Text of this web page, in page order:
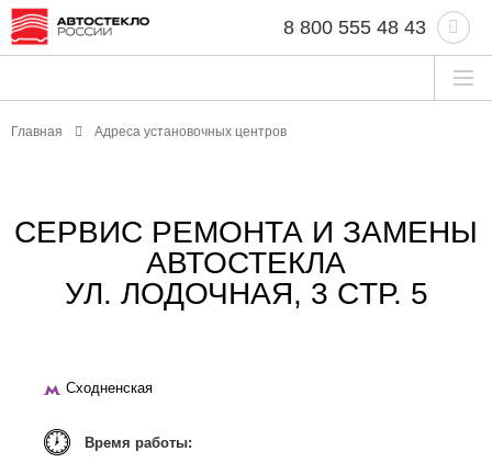
8 800 555 48 43
Главная Адреса установочных центров
СЕРВИС РЕМОНТА И ЗАМЕНЫ
АВТОСТЕКЛА
УЛ. ЛОДОЧНАЯ, 3 CТР. 5
Сходненская
Время работы: